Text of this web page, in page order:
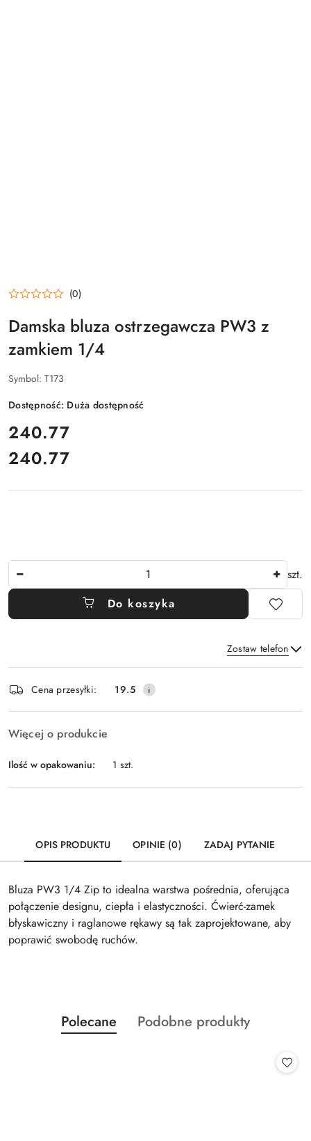
(0)
Damska bluza ostrzegawcza PW3 z
zamkiem 1/4
Symbol: T173
Dostępność: Duża dostępność
cena:
240.77
Cena:
240.77
szt.
Do koszyka
Zostaw telefon
Wyślij
i
dostawa
Cena przesyłki: 19.5
Więcej o produkcie
Ilość w opakowaniu: 1 szt.
OPIS PRODUKTU OPINIE (0) ZADAJ PYTANIE
Bluza PW3 1/4 Zip to idealna warstwa pośrednia, oferująca
połączenie designu, ciepła i elastyczności. Ćwierć-zamek
błyskawiczny i raglanowe rękawy są tak zaprojektowane, aby
poprawić swobodę ruchów.
Pomiń karuzelę produktów
Produkty
o
Polecane
Produkty
Podobne produkty